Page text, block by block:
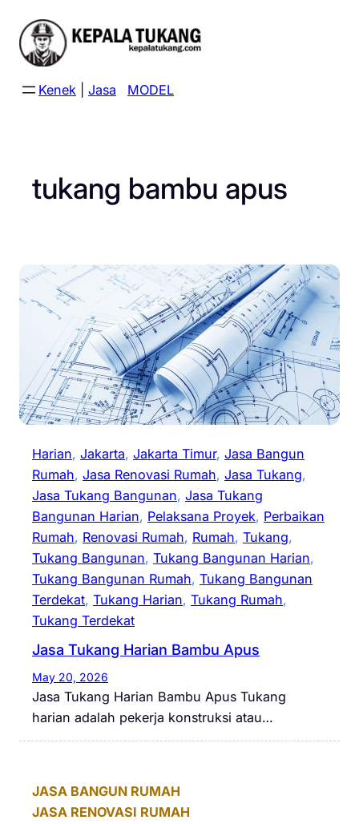
content
Kenek Jasa MODEL
tukang bambu apus
Harian, Jakarta, Jakarta Timur, Jasa Bangun
Rumah, Jasa Renovasi Rumah, Jasa Tukang
Jasa Tukang Bangunan, Jasa Tukang
Bangunan Harian, Pelaksana Proyek, Perbaikan
Rumah, Renovasi Rumah, Rumah, Tukang
Tukang Bangunan, Tukang Bangunan Harian
Tukang Bangunan Rumah, Tukang Bangunan
Terdekat, Tukang Harian, Tukang Rumah
Tukang Terdekat
Jasa Tukang Harian Bambu Apus
May 20, 2026
Jasa Tukang Harian Bambu Apus Tukang
harian adalah pekerja konstruksi atau…
JASA BANGUN RUMAH
JASA RENOVASI RUMAH